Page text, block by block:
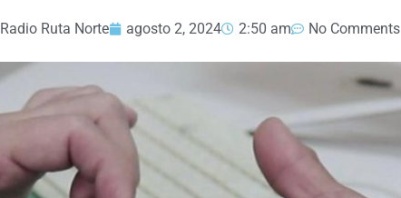
Radio Ruta Norte agosto 2, 2024 2:50 am No Comments